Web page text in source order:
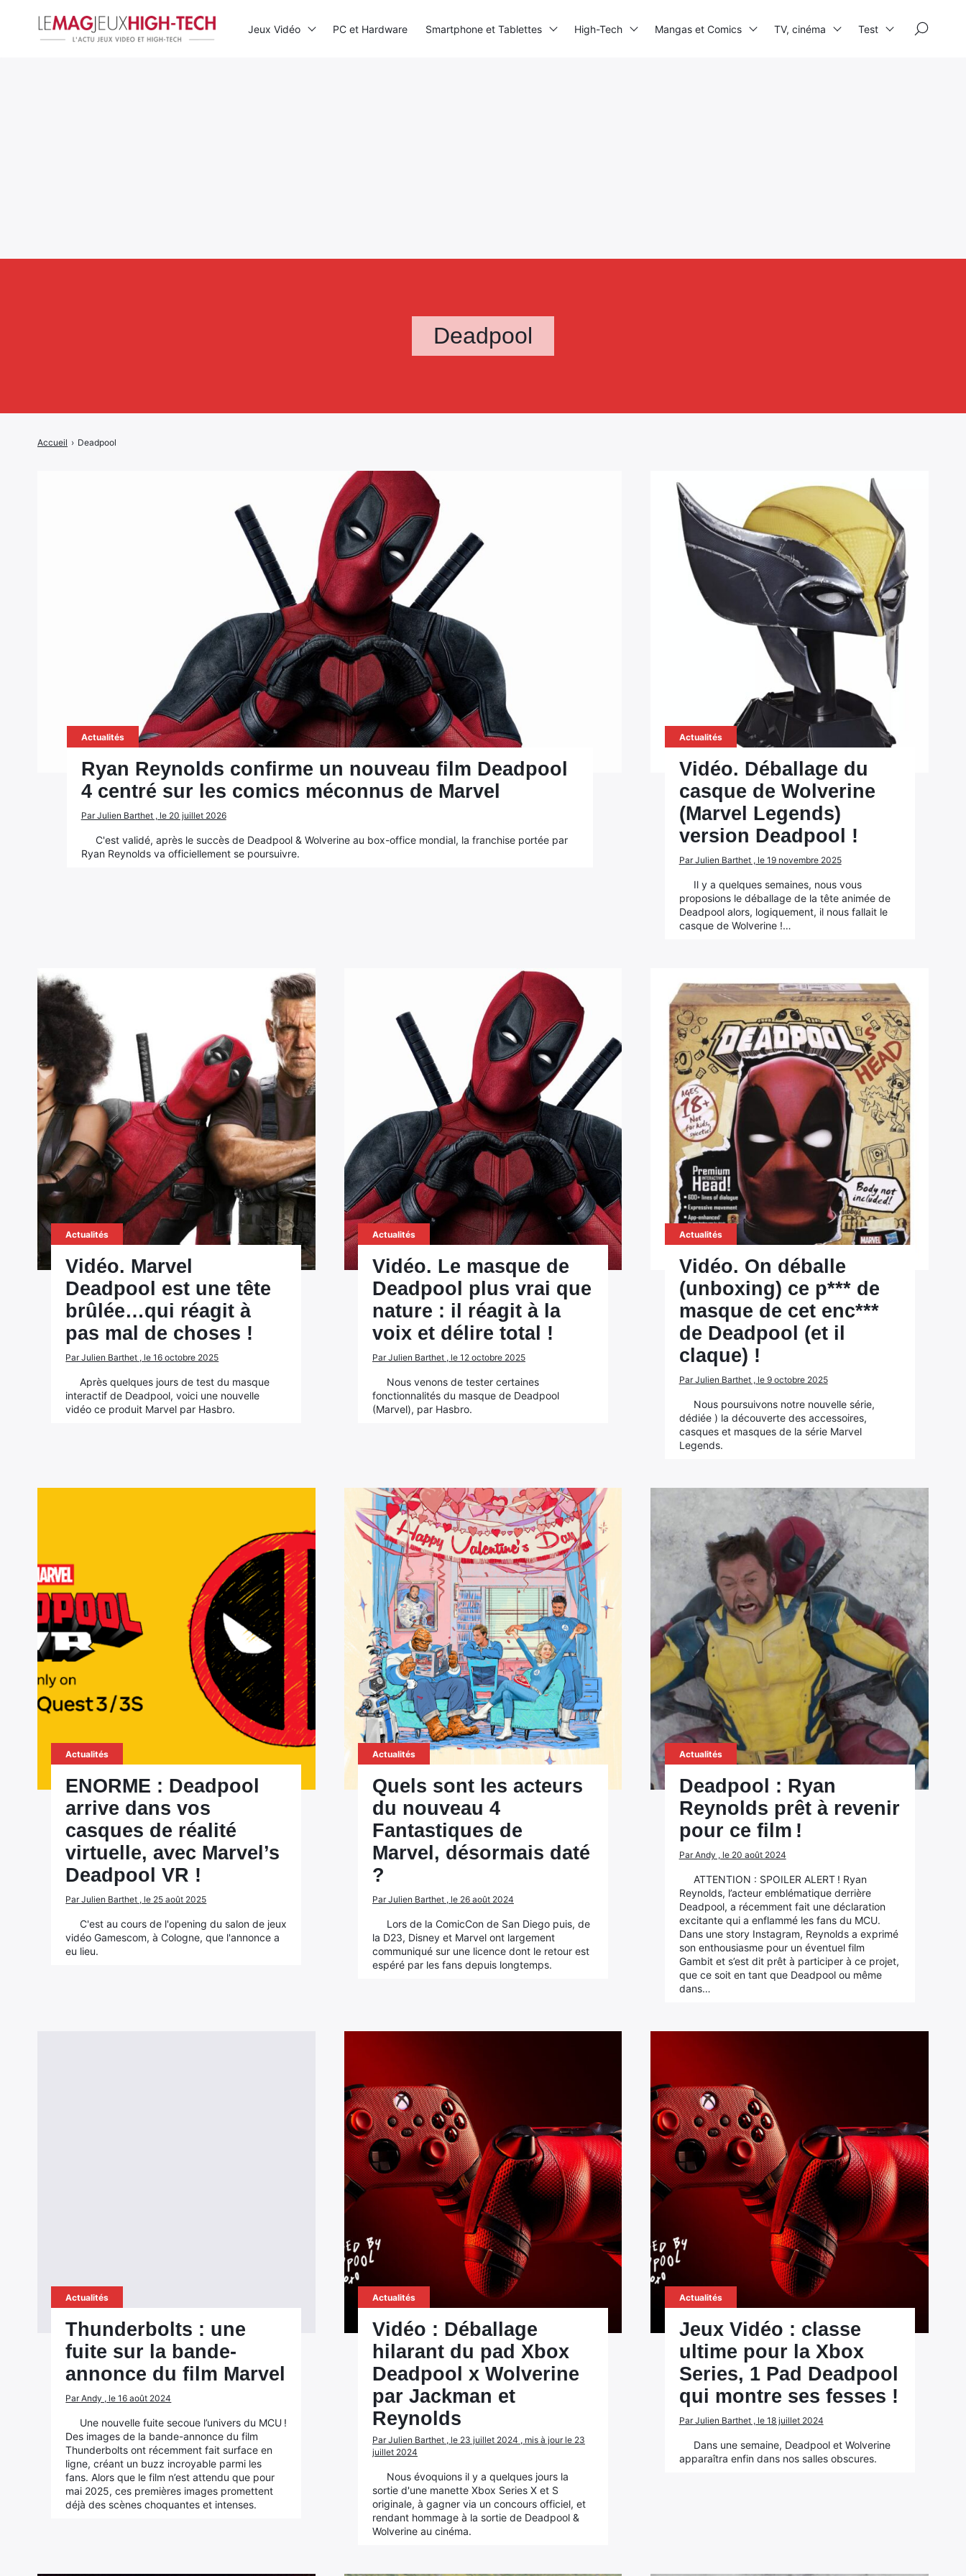
Deadpool
Accueil › Deadpool
Actualités
Ryan Reynolds confirme un nouveau film Deadpool
4 centré sur les comics méconnus de Marvel
Par Julien Barthet , le 20 juillet 2026
C'est validé, après le succès de Deadpool & Wolverine au box-office mondial, la franchise portée par
Ryan Reynolds va officiellement se poursuivre.
Actualités
Vidéo. Déballage du
casque de Wolverine
(Marvel Legends)
version Deadpool !
Par Julien Barthet , le 19 novembre 2025
Il y a quelques semaines, nous vous
proposions le déballage de la tête animée de
Deadpool alors, logiquement, il nous fallait le
casque de Wolverine !…
Actualités
Vidéo. Marvel
Deadpool est une tête
brûlée…qui réagit à
pas mal de choses !
Par Julien Barthet , le 16 octobre 2025
Après quelques jours de test du masque
interactif de Deadpool, voici une nouvelle
vidéo ce produit Marvel par Hasbro.
Actualités
Vidéo. Le masque de
Deadpool plus vrai que
nature : il réagit à la
voix et délire total !
Par Julien Barthet , le 12 octobre 2025
Nous venons de tester certaines
fonctionnalités du masque de Deadpool
(Marvel), par Hasbro.
Actualités
Vidéo. On déballe
(unboxing) ce p*** de
masque de cet enc***
de Deadpool (et il
claque) !
Par Julien Barthet , le 9 octobre 2025
Nous poursuivons notre nouvelle série,
dédiée ) la découverte des accessoires,
casques et masques de la série Marvel
Legends.
Actualités
ENORME : Deadpool
arrive dans vos
casques de réalité
virtuelle, avec Marvel’s
Deadpool VR !
Par Julien Barthet , le 25 août 2025
C'est au cours de l'opening du salon de jeux
vidéo Gamescom, à Cologne, que l'annonce a
eu lieu.
Actualités
Quels sont les acteurs
du nouveau 4
Fantastiques de
Marvel, désormais daté
?
Par Julien Barthet , le 26 août 2024
Lors de la ComicCon de San Diego puis, de
la D23, Disney et Marvel ont largement
communiqué sur une licence dont le retour est
espéré par les fans depuis longtemps.
Actualités
Deadpool : Ryan
Reynolds prêt à revenir
pour ce film !
Par Andy , le 20 août 2024
ATTENTION : SPOILER ALERT ! Ryan
Reynolds, l’acteur emblématique derrière
Deadpool, a récemment fait une déclaration
excitante qui a enflammé les fans du MCU.
Dans une story Instagram, Reynolds a exprimé
son enthousiasme pour un éventuel film
Gambit et s’est dit prêt à participer à ce projet,
que ce soit en tant que Deadpool ou même
dans…
Actualités
Thunderbolts : une
fuite sur la bande-
annonce du film Marvel
Par Andy , le 16 août 2024
Une nouvelle fuite secoue l’univers du MCU !
Des images de la bande-annonce du film
Thunderbolts ont récemment fait surface en
ligne, créant un buzz incroyable parmi les
fans. Alors que le film n’est attendu que pour
mai 2025, ces premières images promettent
déjà des scènes choquantes et intenses.
Actualités
Vidéo : Déballage
hilarant du pad Xbox
Deadpool x Wolverine
par Jackman et
Reynolds
Par Julien Barthet , le 23 juillet 2024 , mis à jour le 23
juillet 2024
Nous évoquions il y a quelques jours la
sortie d'une manette Xbox Series X et S
originale, à gagner via un concours officiel, et
rendant hommage à la sortie de Deadpool &
Wolverine au cinéma.
Actualités
Jeux Vidéo : classe
ultime pour la Xbox
Series, 1 Pad Deadpool
qui montre ses fesses !
Par Julien Barthet , le 18 juillet 2024
Dans une semaine, Deadpool et Wolverine
apparaîtra enfin dans nos salles obscures.
Jeux Vidéo PC et Hardware Smartphone et Tablettes High-Tech Mangas et Comics TV, cinéma Test